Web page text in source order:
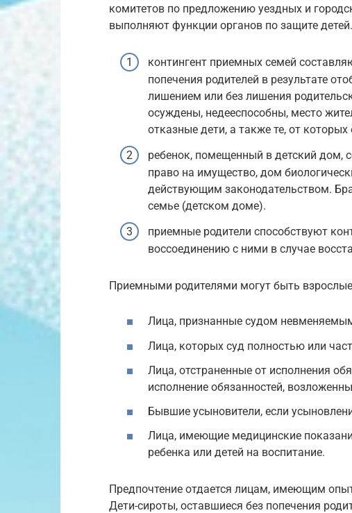
комитетов по предложению уездных и
выполняют функции органов по защите детей.
контингент приемных семей
попечения родителей в результате
лишением или без лишения
осуждены, недееспособны, место
отказные дети, а также те, от
ребенок, помещенный в детский дом,
право на имущество, дом
действующим законодательством.
семье (детском доме).
приемные родители способствуют
воссоединению с ними в случае
Приемными родителями могут быть
Лица, признанные судом
Лица, которых суд полностью или
Лица, отстраненные от исполнения
исполнение обязанностей,
Бывшие усыновители, если
Лица, имеющие медицинские
ребенка или детей на воспитание.
Предпочтение отдается лицам, имеющим
Дети-сироты, оставшиеся без попечения